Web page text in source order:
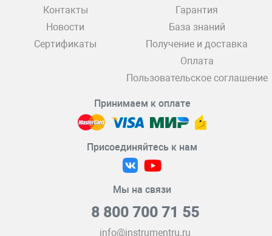
Контакты
Новости
Сертификаты
Гарантия
База знаний
Получение и доставка
Оплата
Пользовательское соглашение
Принимаем к оплате
Присоединяйтесь к нам
Мы на связи
8 800 700 71 55
info@instrumentru.ru